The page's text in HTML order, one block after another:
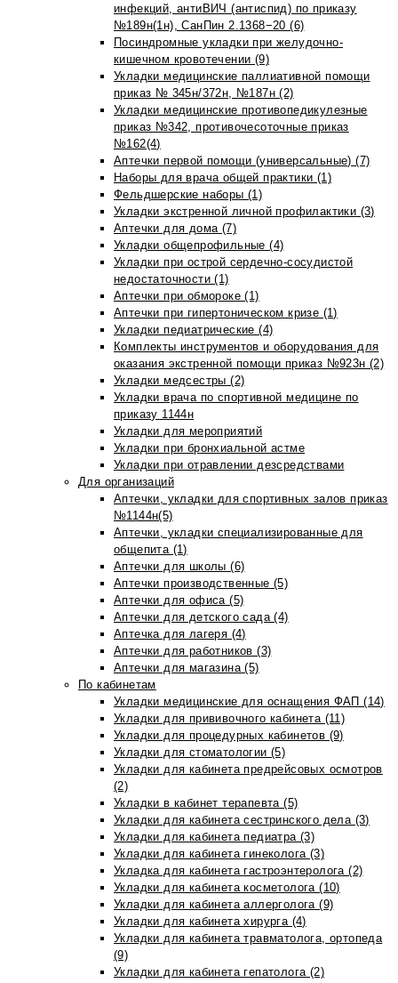
инфекций, антиВИЧ (антиспид) по приказу
№189н(1н), СанПин 2.1368−20 (6)
Посиндромные укладки при желудочно-
кишечном кровотечении (9)
Укладки медицинские паллиативной помощи
приказ № 345н/372н, №187н (2)
Укладки медицинские противопедикулезные
приказ №342, противочесоточные приказ
№162(4)
Аптечки первой помощи (универсальные) (7)
Наборы для врача общей практики (1)
Фельдшерские наборы (1)
Укладки экстренной личной профилактики (3)
Аптечки для дома (7)
Укладки общепрофильные (4)
Укладки при острой сердечно-сосудистой
недостаточности (1)
Аптечки при обмороке (1)
Аптечки при гипертоническом кризе (1)
Укладки педиатрические (4)
Комплекты инструментов и оборудования для
оказания экстренной помощи приказ №923н (2)
Укладки медсестры (2)
Укладки врача по спортивной медицине по
приказу 1144н
Укладки для мероприятий
Укладки при бронхиальной астме
Укладки при отравлении дезсредствами
Для организаций
Аптечки, укладки для спортивных залов приказ
№1144н(5)
Аптечки, укладки специализированные для
общепита (1)
Аптечки для школы (6)
Аптечки производственные (5)
Аптечки для офиса (5)
Аптечки для детского сада (4)
Аптечка для лагеря (4)
Аптечки для работников (3)
Аптечки для магазина (5)
По кабинетам
Укладки медицинские для оснащения ФАП (14)
Укладки для прививочного кабинета (11)
Укладки для процедурных кабинетов (9)
Укладки для стоматологии (5)
Укладки для кабинета предрейсовых осмотров
(2)
Укладки в кабинет терапевта (5)
Укладки для кабинета сестринского дела (3)
Укладки для кабинета педиатра (3)
Укладки для кабинета гинеколога (3)
Укладка для кабинета гастроэнтеролога (2)
Укладки для кабинета косметолога (10)
Укладки для кабинета аллерголога (9)
Укладки для кабинета хирурга (4)
Укладки для кабинета травматолога, ортопеда
(9)
Укладки для кабинета гепатолога (2)